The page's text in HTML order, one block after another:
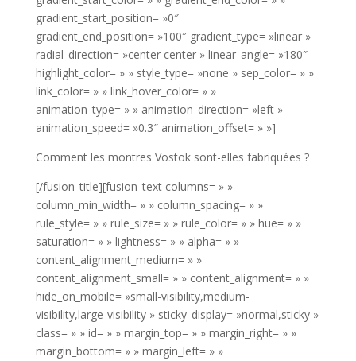
gradient_start_position= »0″
gradient_end_position= »100″ gradient_type= »linear »
radial_direction= »center center » linear_angle= »180″
highlight_color= » » style_type= »none » sep_color= » »
link_color= » » link_hover_color= » »
animation_type= » » animation_direction= »left »
animation_speed= »0.3″ animation_offset= » »]
Comment les montres Vostok sont-elles fabriquées ?
[/fusion_title][fusion_text columns= » »
column_min_width= » » column_spacing= » »
rule_style= » » rule_size= » » rule_color= » » hue= » »
saturation= » » lightness= » » alpha= » »
content_alignment_medium= » »
content_alignment_small= » » content_alignment= » »
hide_on_mobile= »small-visibility,medium-
visibility,large-visibility » sticky_display= »normal,sticky »
class= » » id= » » margin_top= » » margin_right= » »
margin_bottom= » » margin_left= » »